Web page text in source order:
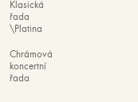
Klasická
řada
\Platina
Chrámová
koncertní
řada